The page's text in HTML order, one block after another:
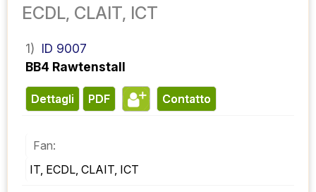
ECDL, CLAIT, ICT
1) ID 9007
BB4 Rawtenstall
Dettagli PDF contatto
Fan:
IT, ECDL, CLAIT, ICT